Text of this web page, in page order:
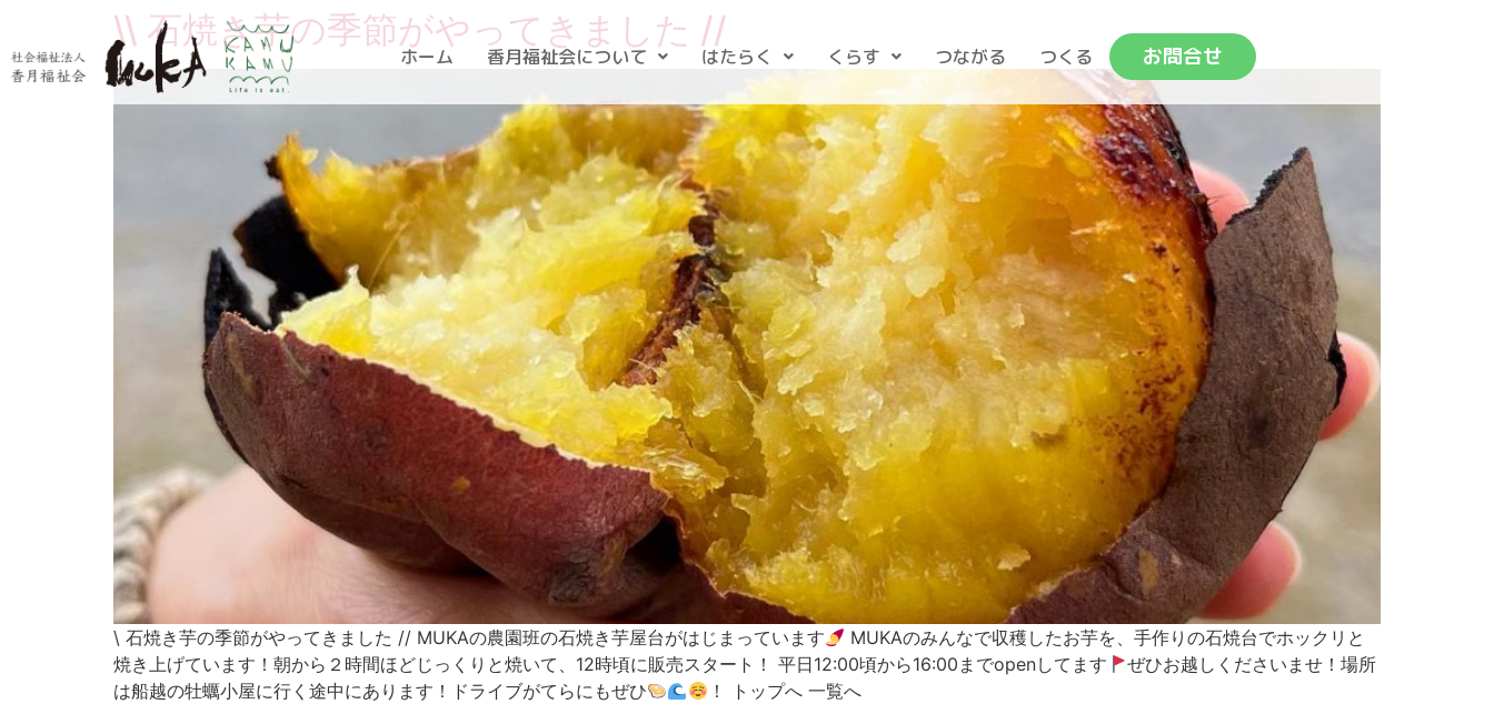
ホーム 香月福祉会について はたらく くらす つながる つくる お問合せ
\\ 石焼き芋の季節がやってきました //
\ 石焼き芋の季節がやってきました // MUKAの農園班の石焼き芋屋台がはじまっています
MUKAのみんなで収穫したお芋を、手作りの石焼台でホックリと
焼き上げています！朝から２時間ほどじっくりと焼いて、12時頃に販売スタート！ 平日12:00頃から16:00までopenしてます
ぜひお越しくださいませ！場所
は船越の牡蠣小屋に行く途中にあります！ドライブがてらにもぜひ
！ トップへ 一覧へ